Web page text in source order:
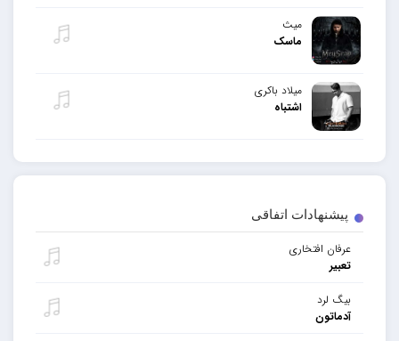
پیشنهادات اتفاقی
عرفان افتخاری
تعبیر
بیگ لرد
آدماتون
میث
ماسک
میلاد باکری
اشتباه